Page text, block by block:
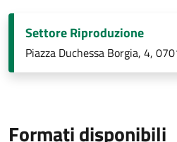
Settore Riproduzione
Piazza Duchessa Borgia, 4,
Formati disponibili